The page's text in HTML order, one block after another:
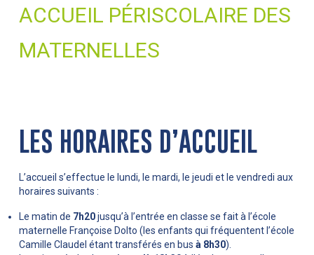
ACCUEIL PÉRISCOLAIRE DES
MATERNELLES
LES HORAIRES D’ACCUEIL
L’accueil s’effectue le lundi, le mardi, le jeudi et le vendredi aux
horaires suivants :
Le matin de 7h20jusqu’à l’entrée en classe se fait à l’école
maternelle Françoise Dolto (les enfants qui fréquentent l’école
Camille Claudel étant transférés en bus à 8h30).